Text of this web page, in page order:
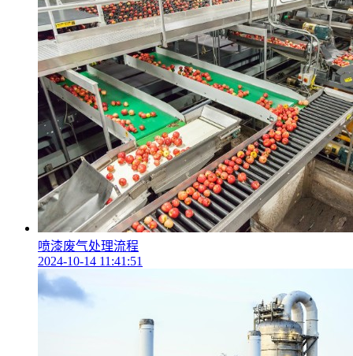
喷漆废气处理流程
2024-10-14 11:41:51